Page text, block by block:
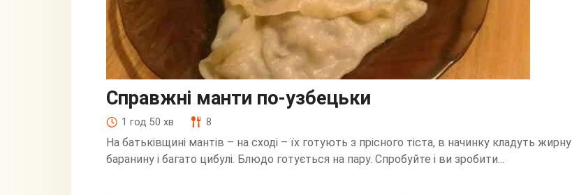
Справжні манти по-узбецьки
1 год 50 хв 8
На батьківщині мантів – на сході – їх готують з прісного тіста, в начинку кладуть жирну
баранину і багато цибулі. Блюдо готується на пару. Спробуйте і ви зробити...